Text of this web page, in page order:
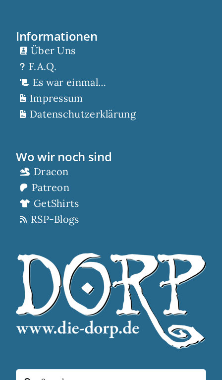
Informationen
Über Uns
F.A.Q.
Es war einmal…
Impressum
Datenschutzerklärung
Wo wir noch sind
Dracon
Patreon
GetShirts
RSP-Blogs
Suche